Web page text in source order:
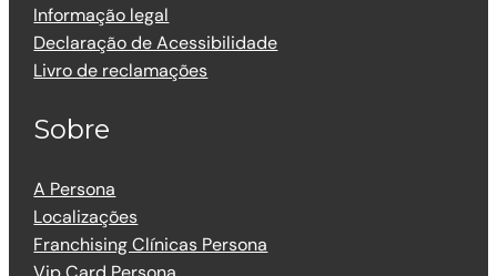
Informação legal
Declaração de Acessibilidade
Livro de reclamações
Sobre
A Persona
Localizações
Franchising Clínicas Persona